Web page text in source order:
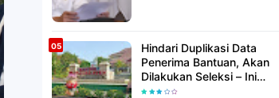
Hindari Duplikasi Data
Penerima Bantuan, Akan
Dilakukan Seleksi – Ini
Penjelasanya